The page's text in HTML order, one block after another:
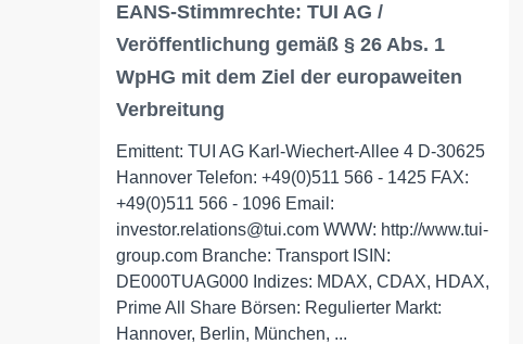
EANS-Stimmrechte: TUI AG /
Veröffentlichung gemäß § 26 Abs. 1
WpHG mit dem Ziel der europaweiten
Verbreitung
Emittent: TUI AG Karl-Wiechert-Allee 4 D-30625
Hannover Telefon: +49(0)511 566 - 1425 FAX:
+49(0)511 566 - 1096 Email:
investor.relations@tui.com WWW: http://www.tui-
group.com Branche: Transport ISIN:
DE000TUAG000 Indizes: MDAX, CDAX, HDAX,
Prime All Share Börsen: Regulierter Markt:
Hannover, Berlin, München, ...